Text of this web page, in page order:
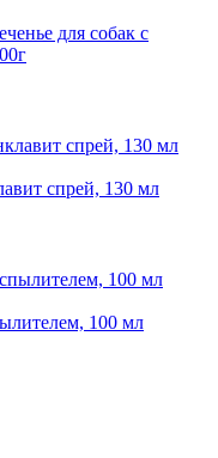
для собак с
спрей, 130 мл
100 мл